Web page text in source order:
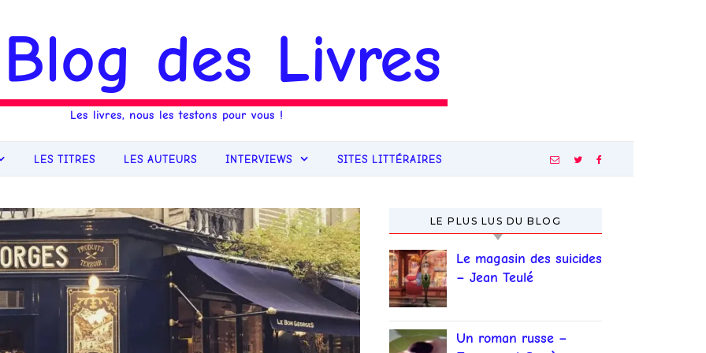
des Livres
Les livres, nous les testons pour vous !
LES TITRES LES AUTEURS INTERVIEWS SITES LITTÉRAIRES
LE PLUS LUS DU BLOG
Le magasin des suicides
– Jean Teulé
Un roman russe –